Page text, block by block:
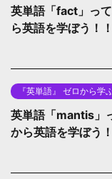
英単語「fact」っ
ら英語を学ぼう！！
『英単語』 ゼロから学
英単語「mantis」
から英語を学ぼう！